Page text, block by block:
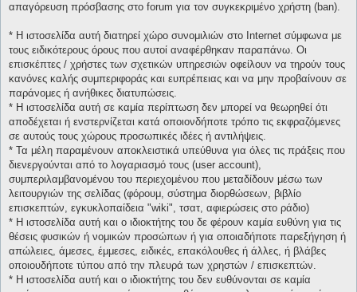
απαγόρευση πρόσβασης στο forum για τον συγκεκριμένο χρήστη (ban).
* H ιστοσελίδα αυτή διατηρεί χώρο συνομιλιών στο Internet σύμφωνα με
τους ειδικότερους όρους που αυτοί αναφέρθηκαν παραπάνω. Οι
επισκέπτες / χρήστες των σχετικών υπηρεσιών οφείλουν να τηρούν τους
κανόνες καλής συμπεριφοράς και ευπρέπειας και να μην προβαίνουν σε
παράνομες ή ανήθικες διατυπώσεις.
* H ιστοσελίδα αυτή σε καμία περίπτωση δεν μπορεί να θεωρηθεί ότι
αποδέχεται ή ενστερνίζεται κατά οποιονδήποτε τρόπο τις εκφραζόμενες
σε αυτούς τους χώρους προσωπικές ιδέες ή αντιλήψεις.
* Τα μέλη παραμένουν αποκλειστικά υπεύθυνα για όλες τις πράξεις που
διενεργούνται από το λογαριασμό τους (user account),
συμπεριλαμβανομένου του περιεχομένου που μεταδίδουν μέσω των
λειτουργιών της σελίδας (φόρουμ, σύστημα διορθώσεων, βιβλίο
επισκεπτών, εγκυκλοπαίδεια "wiki", τσατ, αφιερώσεις στο ράδιο)
* H ιστοσελίδα αυτή και ο ιδιοκτήτης του δε φέρουν καμία ευθύνη για τις
θέσεις φυσικών ή νομικών προσώπων ή για οποιαδήποτε παρεξήγηση ή
απώλειες, άμεσες, έμμεσες, ειδικές, επακόλουθες ή άλλες, ή βλάβες
οποιουδήποτε τύπου από την πλευρά των χρηστών / επισκεπτών.
* H ιστοσελίδα αυτή και ο ιδιοκτήτης του δεν ευθύνονται σε καμία